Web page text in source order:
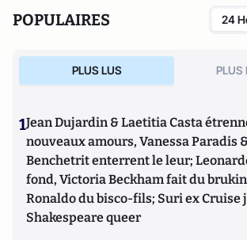
POPULAIRES 24
PLUS LUS PLUS
1Jean Dujardin & Laetitia Casta
nouveaux amours, Vanessa Paradis
Benchetrit enterrent le leur;
fond, Victoria Beckham fait du
Ronaldo du bisco-fils; Suri ex Cruise
Shakespeare queer